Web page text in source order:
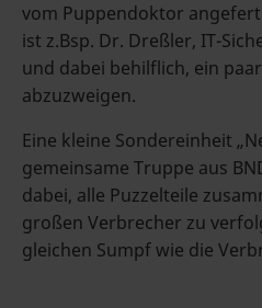
vom Puppendoktor
ist z.Bsp. Dr. Dreßler, IT-
und dabei behilflich, ein
abzuzweigen.
Eine kleine Sondereinheit
gemeinsame Truppe aus
dabei, alle Puzzelteile
großen Verbrecher zu
gleichen Sumpf wie die